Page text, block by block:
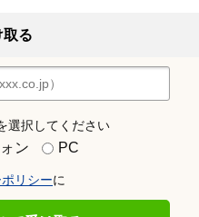
る
選択してください
ン PC
リシーに